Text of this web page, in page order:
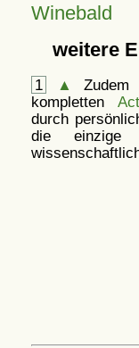
Winebald
weitere
1 ▲
kompletten
durch
die einzige